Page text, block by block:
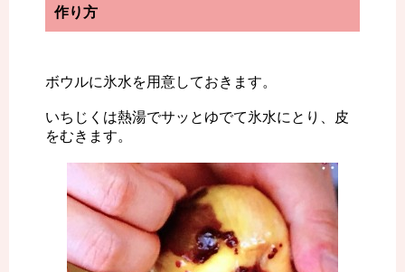
作り方
ボウルに氷水を用意しておきます。
いちじくは熱湯でサッとゆでて氷水にとり、皮
をむきます。